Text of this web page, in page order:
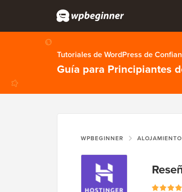
Tutoriales de WordPress de
Guía para Principiantes
WPBEGINNER